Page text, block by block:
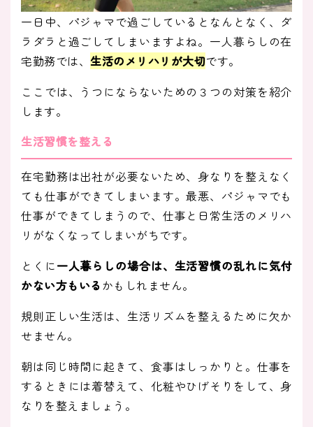
一日中、パジャマで過ごしているとなんとなく、ダ
ラダラと過ごしてしまいますよね。一人暮らしの在
宅勤務では、 生活のメリハリが大切です。
ここでは、うつにならないための３つの対策を紹介
します。
生活習慣を整える
在宅勤務は出社が必要ないため、身なりを整えなく
ても仕事ができてしまいます。最悪、パジャマでも
仕事ができてしまうので、仕事と日常生活のメリハ
リがなくなってしまいがちです。
とくに一人暮らしの場合は、生活習慣の乱れに気付
かない方もいる かもしれません。
規則正しい生活は、生活リズムを整えるために欠か
せません。
朝は同じ時間に起きて、食事はしっかりと。仕事を
するときには着替えて、化粧やひげそりをして、身
なりを整えましょう。